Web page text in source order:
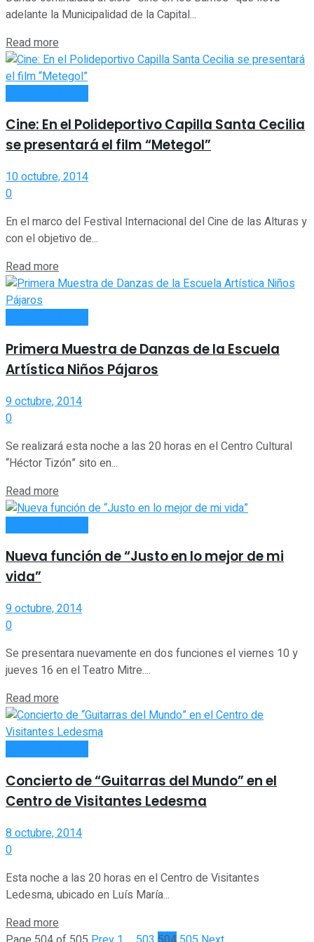
adelante la Municipalidad de la Capital...
Read more
Cine: En el Polideportivo Capilla Santa Cecilia
se presentará el film “Metegol”
10 octubre, 2014
0
En el marco del Festival Internacional del Cine de las Alturas y
con el objetivo de...
Read more
Primera Muestra de Danzas de la Escuela
Artística Niños Pájaros
9 octubre, 2014
0
Se realizará esta noche a las 20 horas en el Centro Cultural
“Héctor Tizón” sito en...
Read more
Nueva función de “Justo en lo mejor de mi
vida”
9 octubre, 2014
0
Se presentara nuevamente en dos funciones el viernes 10 y
jueves 16 en el Teatro Mitre....
Read more
Concierto de “Guitarras del Mundo” en el
Centro de Visitantes Ledesma
8 octubre, 2014
0
Esta noche a las 20 horas en el Centro de Visitantes
Ledesma, ubicado en Luís María...
Read more